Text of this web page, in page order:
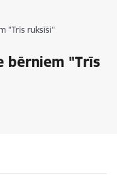
"Trīs ruksīši"
bērniem "Trīs